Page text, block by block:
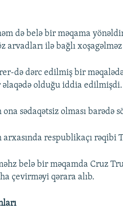
də belə bir məqama
arvadları ilə bağlı
də dərc edilmiş bir
olduğu iddia edilmişdi.
ona sədaqətsiz olması barədə
arxasında respublikaçı rəqibi
belə bir məqamda Cruz
çevirməyi qərara alıb.